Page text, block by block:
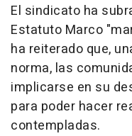
El sindicato ha
Estatuto Marco
ha reiterado que,
norma, las
implicarse en su
para poder hacer
contempladas.